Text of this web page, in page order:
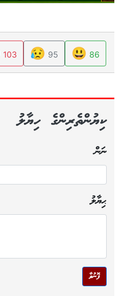
86
😃
95
😥
103
ކިޔުންތެރިންގެ ހިޔާލު
ނަން
ޙިޔާލު
ފޮނުވާ